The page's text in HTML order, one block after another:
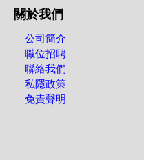
關於我們
公司簡介
職位招聘
聯絡我們
私隱政策
免責聲明